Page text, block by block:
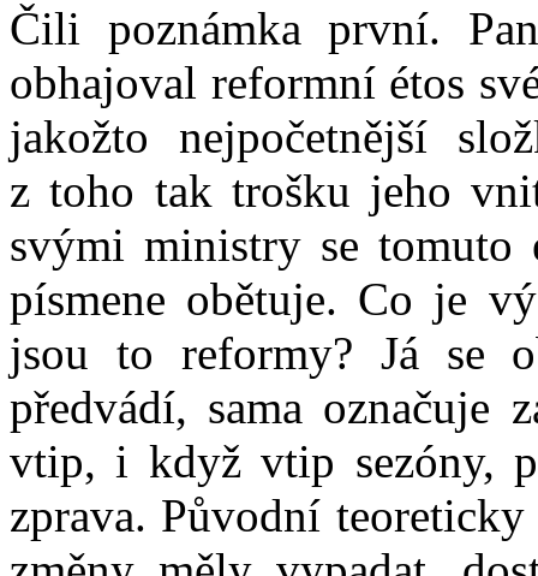
Čili poznámka první.
obhajoval reformní étos
jakožto nejpočetnější
z toho tak trošku jeho
svými ministry se tomuto
písmene obětuje. Co je
jsou to reformy? Já se
předvádí, sama označuje
vtip, i když vtip sezóny,
zprava. Původní